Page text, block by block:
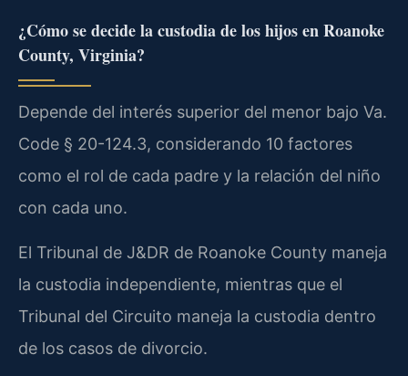
¿Cómo se decide la custodia de los hijos en Roanoke
County, Virginia?
Depende del interés superior del menor bajo Va.
Code § 20-124.3, considerando 10 factores
como el rol de cada padre y la relación del niño
con cada uno.
El Tribunal de J&DR de Roanoke County maneja
la custodia independiente, mientras que el
Tribunal del Circuito maneja la custodia dentro
de los casos de divorcio.